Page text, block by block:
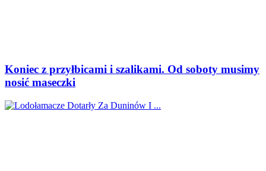
Koniec z przyłbicami i szalikami. Od soboty musimy
nosić maseczki